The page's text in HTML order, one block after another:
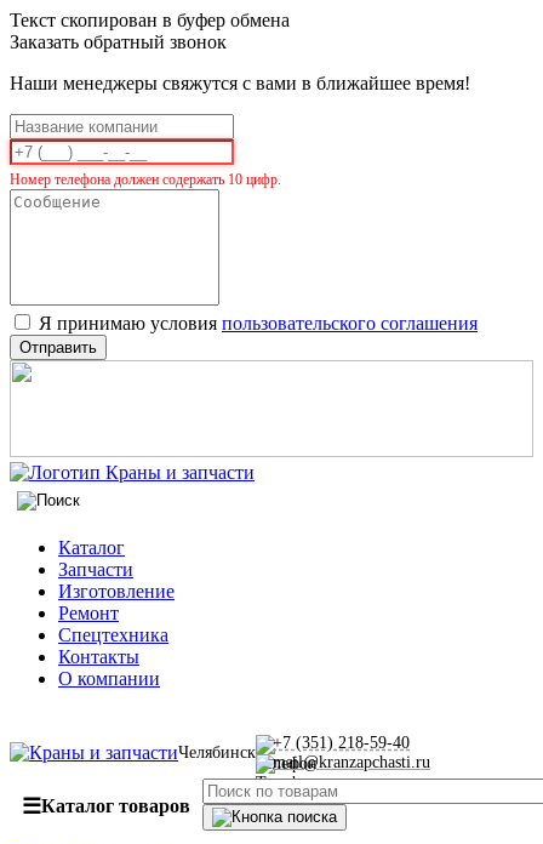
Текст скопирован в буфер обмена
Заказать обратный звонок
Наши менеджеры свяжутся с вами в ближайшее время!
Номер телефона должен содержать 10 цифр.
Я принимаю условия пользовательского соглашения
Отправить
Каталог
Запчасти
Изготовление
Ремонт
Спецтехника
Контакты
О компании
Челябинск
+7 (351) 218-59-40
mail@kranzapchasti.ru
☰Каталог товаров